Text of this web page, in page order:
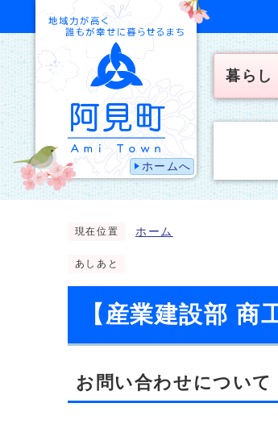
ホームへ
暮らし
現在位置 ホーム
あしあと
【産業建設部
お問い合わせについて